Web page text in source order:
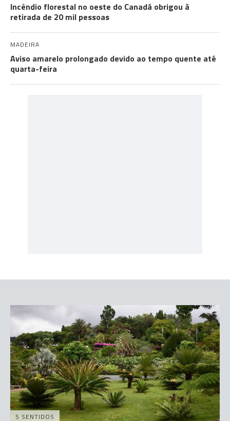
Incêndio florestal no oeste do Canadá obrigou à
retirada de 20 mil pessoas
MADEIRA
Aviso amarelo prolongado devido ao tempo quente até
quarta-feira
5 SENTIDOS